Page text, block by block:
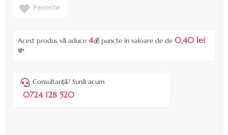
Favorite
Acest produs vă aduce 4💰 puncte în valoare de de 0,40 lei
💸
Consultanță? Sună acum
0724 128 520